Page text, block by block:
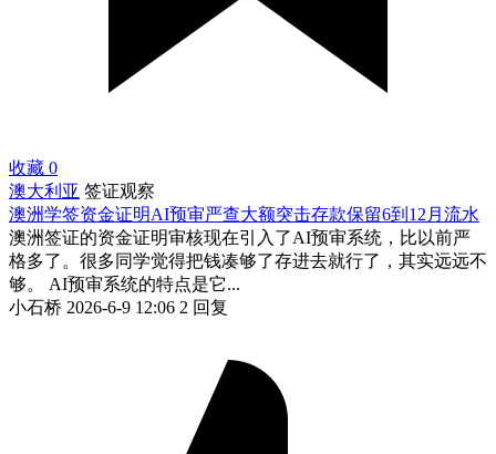
收藏 0
澳大利亚 签证观察
澳洲学签资金证明AI预审严查大额突击存款保留6到12月流水
澳洲签证的资金证明审核现在引入了AI预审系统，比以前严
格多了。很多同学觉得把钱凑够了存进去就行了，其实远远不
够。 AI预审系统的特点是它...
小石桥 2026-6-9 12:06 2 回复